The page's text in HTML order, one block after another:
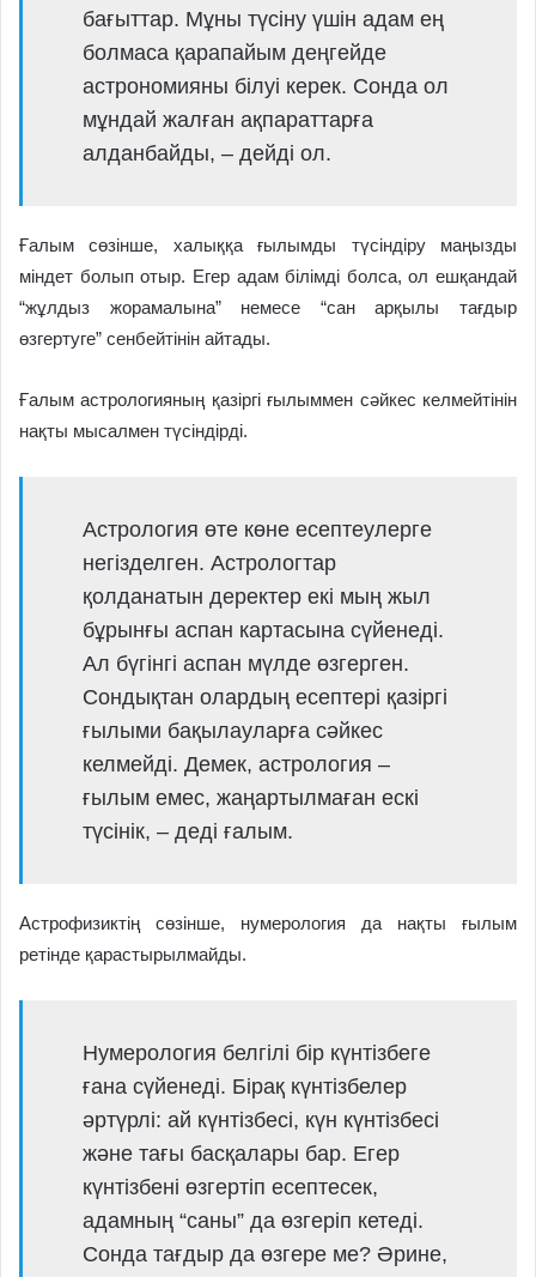
бағыттар. Мұны түсіну үшін адам ең
болмаса қарапайым деңгейде
астрономияны білуі керек. Сонда ол
мұндай жалған ақпараттарға
алданбайды, – дейді ол.
Ғалым сөзінше, халыққа ғылымды түсіндіру маңызды
міндет болып отыр. Егер адам білімді болса, ол ешқандай
“жұлдыз жорамалына” немесе “сан арқылы тағдыр
өзгертуге” сенбейтінін айтады.
Ғалым астрологияның қазіргі ғылыммен сәйкес келмейтінін
нақты мысалмен түсіндірді.
Астрология өте көне есептеулерге
негізделген. Астрологтар
қолданатын деректер екі мың жыл
бұрынғы аспан картасына сүйенеді.
Ал бүгінгі аспан мүлде өзгерген.
Сондықтан олардың есептері қазіргі
ғылыми бақылауларға сәйкес
келмейді. Демек, астрология –
ғылым емес, жаңартылмаған ескі
түсінік, – деді ғалым.
Астрофизиктің сөзінше, нумерология да нақты ғылым
ретінде қарастырылмайды.
Нумерология белгілі бір күнтізбеге
ғана сүйенеді. Бірақ күнтізбелер
әртүрлі: ай күнтізбесі, күн күнтізбесі
және тағы басқалары бар. Егер
күнтізбені өзгертіп есептесек,
адамның “саны” да өзгеріп кетеді.
Сонда тағдыр да өзгере ме? Әрине,